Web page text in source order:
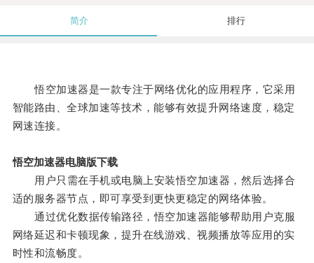
简介 排行
悟空加速器是一款专注于网络优化的应用程序，它采用
智能路由、全球加速等技术，能够有效提升网络速度，稳定
网速连接。
悟空加速器电脑版下载
用户只需在手机或电脑上安装悟空加速器，然后选择合
适的服务器节点，即可享受到更快更稳定的网络体验。
通过优化数据传输路径，悟空加速器能够帮助用户克服
网络延迟和卡顿现象，提升在线游戏、视频播放等应用的实
时性和流畅度。